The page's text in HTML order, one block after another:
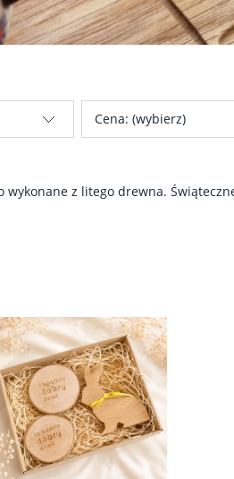
Cena: (wybierz)
wykonane z litego drewna.